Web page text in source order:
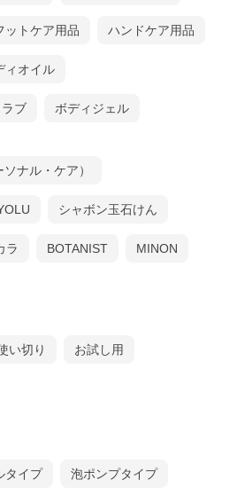
ットケア用品 ハンドケア用品
ィオイル
ブ ボディジェル
ナル・ケア）
シャボン玉石けん
ラ BOTANIST MINON
い切り お試し用
タイプ 泡ポンプタイプ